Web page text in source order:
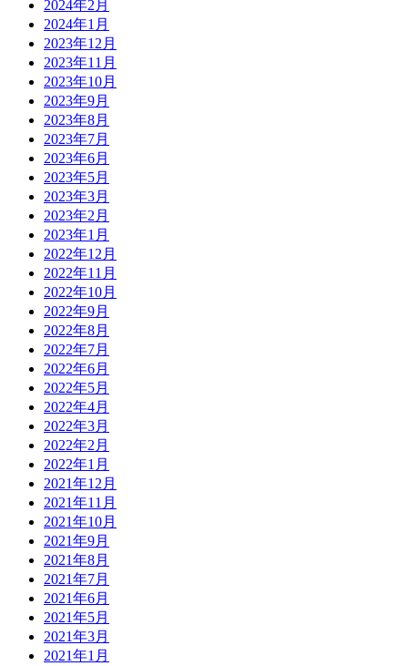
2024年2月
2024年1月
2023年12月
2023年11月
2023年10月
2023年9月
2023年8月
2023年7月
2023年6月
2023年5月
2023年3月
2023年2月
2023年1月
2022年12月
2022年11月
2022年10月
2022年9月
2022年8月
2022年7月
2022年6月
2022年5月
2022年4月
2022年3月
2022年2月
2022年1月
2021年12月
2021年11月
2021年10月
2021年9月
2021年8月
2021年7月
2021年6月
2021年5月
2021年3月
2021年1月